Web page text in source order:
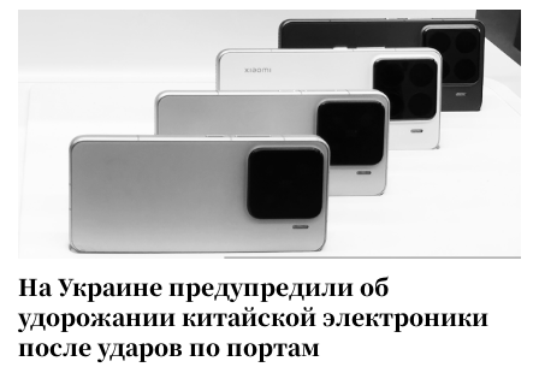
На Украине предупредили об
удорожании китайской электроники
после ударов по портам